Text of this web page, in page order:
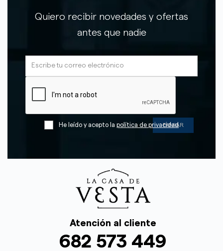
Quiero recibir novedades y ofertas
antes que nadie
He leído y acepto la política de privacidad
Atención al cliente
682 573 449